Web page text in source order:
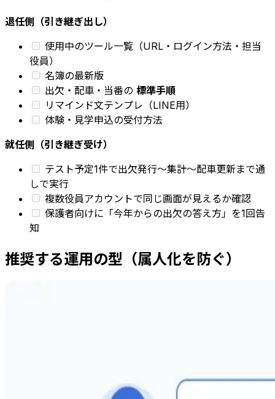
退任側（引き継ぎ出し）
使用中のツール一覧（URL・ログイン方法・担当
役員）
名簿の最新版
出欠・配車・当番の 標準手順
リマインド文テンプレ（LINE用）
体験・見学申込の受付方法
就任側（引き継ぎ受け）
テスト予定1件で出欠発行〜集計〜配車更新まで通
しで実行
複数役員アカウントで同じ画面が見えるか確認
保護者向けに「今年からの出欠の答え方」を1回告
知
推奨する運用の型（属人化を防ぐ）